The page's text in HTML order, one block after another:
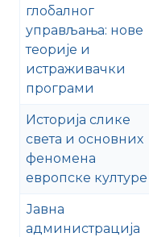
глобалног
управљања: нове
теорије и
истраживачки
програми
Историја слике
света и основних
феномена
европске културе
Јавна
администрација